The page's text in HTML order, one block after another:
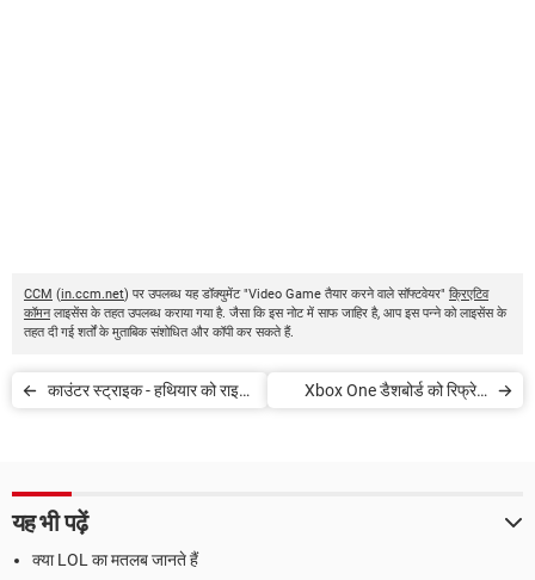
CCM (in.ccm.net) पर उपलब्ध यह डॉक्युमेंट "Video Game तैयार करने वाले सॉफ्टवेयर" क्रिएटिव
कॉमनलाइसेंस के तहत उपलब्ध कराया गया है. जैसा कि इस नोट में साफ जाहिर है, आप इस पन्ने को लाइसेंस के
तहत दी गई शर्तों के मुताबिक संशोधित और कॉपी कर सकते हैं.
काउंटर स्ट्राइक - हथियार को राइट
Xbox One डैशबोर्ड को रिफ्रेश
यह भी पढ़ें
क्या LOL का मतलब जानते हैं